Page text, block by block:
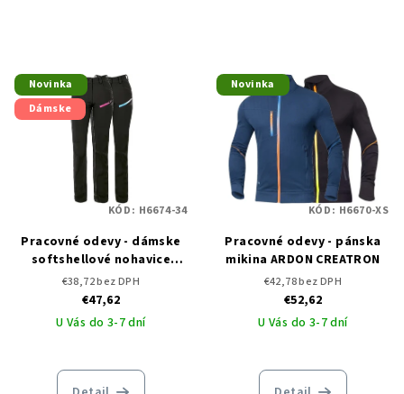
Novinka
Dámske
Pracovné odevy - dámske
softshellové nohavice
ARDON CREATRON
€38,72 bez DPH
€47,62
U Vás do 3-7 dní
KÓD: H6674-34
Novinka
Pracovné odevy - pánska
mikina ARDON CREATRON
€42,78 bez DPH
€52,62
U Vás do 3-7 dní
KÓD: H6670-XS